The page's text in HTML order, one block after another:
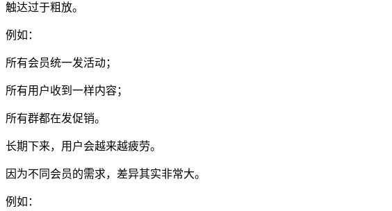
触达过于粗放。
例如：
所有会员统一发活动；
所有用户收到一样内容；
所有群都在发促销。
长期下来，用户会越来越疲劳。
因为不同会员的需求，差异其实非常大。
例如：